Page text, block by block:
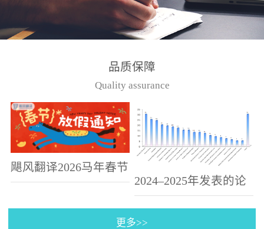
品质保障
Quality assurance
飓风翻译2026马年春节
2024–2025年发表的论
文选集
更多>>